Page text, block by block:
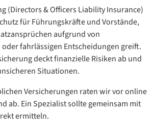
(Directors & Officers Liability Insurance)
für Führungskräfte und Vorstände,
aufgrund von
fahrlässigen Entscheidungen greift.
deckt finanzielle Risiken ab und
Situationen.
Versicherungen raten wir vor online
ab. Ein Spezialist sollte gemeinsam mit
ermitteln.